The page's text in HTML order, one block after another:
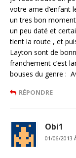
votre ame d’enfant
un tres bon
un peu daté et
tient la route , et
Layton sont de
franchement c’est
bouses du genre :
RÉPONDRE
Obi1
01/06/2013